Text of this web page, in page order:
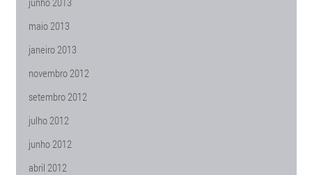
maio 2013
janeiro 2013
novembro 2012
setembro 2012
julho 2012
junho 2012
abril 2012